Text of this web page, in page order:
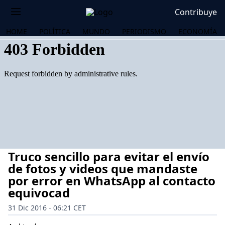
Contribuye
HOME POLÍTICA MUNDO PERIODISMO ECONOMÍA
Truco sencillo para evitar el envío
de fotos y videos que mandaste
por error en WhatsApp al contacto
equivocad
31 Dic 2016 - 06:21 CET